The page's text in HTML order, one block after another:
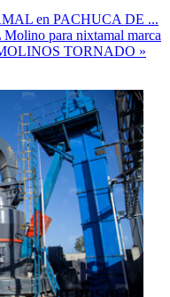
en PACHUCA DE ...
para nixtamal marca
TORNADO »